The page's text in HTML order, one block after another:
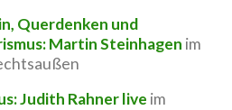
Querdenken und
Martin Steinhagen im
Judith Rahner live im